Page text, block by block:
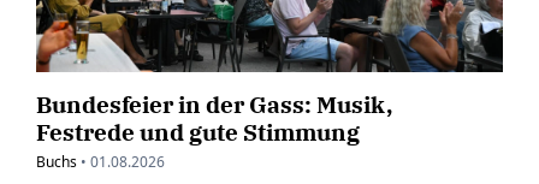
Bundesfeier in der Gass: Musik,
Festrede und gute Stimmung
Buchs • 01.08.2026